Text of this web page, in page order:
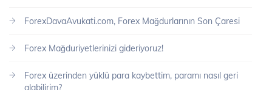
ForexDavaAvukati.com, Forex Mağdurlarının Son Çaresi
Forex Mağduriyetlerinizi gideriyoruz!
Forex üzerinden yüklü para kaybettim, paramı nasıl geri
alabilirim?